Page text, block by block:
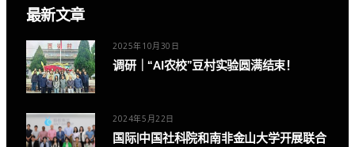
最新文章
2025年10月30日
调研｜“AI农校”豆村实验圆满结束！
2024年5月22日
国际|中国社科院和南非金山大学开展联合